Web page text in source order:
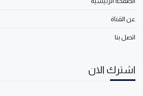
عن القناة
اتصل بنا
اشترك الان